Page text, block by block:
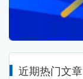
近期热门文章